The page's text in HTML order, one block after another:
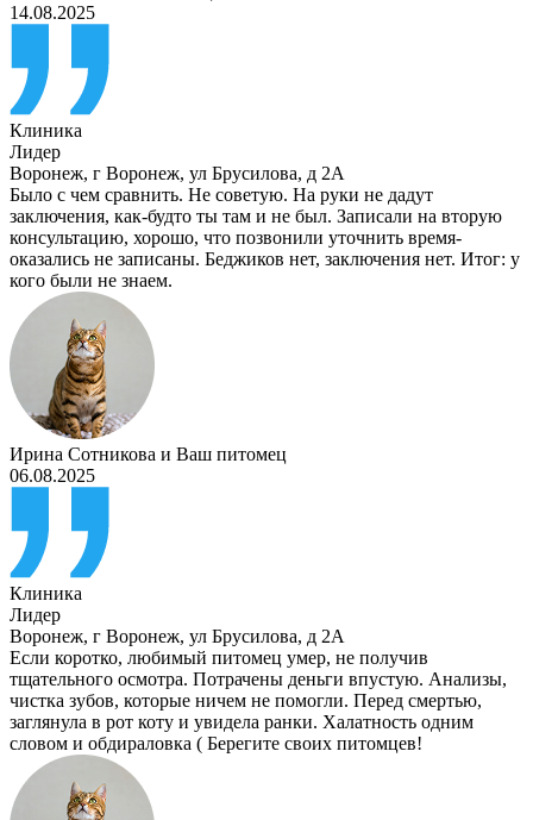
14.08.2025
Клиника
Лидер
Воронеж, г Воронеж, ул Брусилова, д 2А
Было с чем сравнить. Не советую. На руки не дадут
заключения, как-будто ты там и не был. Записали на вторую
консультацию, хорошо, что позвонили уточнить время-
оказались не записаны. Беджиков нет, заключения нет. Итог: у
кого были не знаем.
Ирина Сотникова и Ваш питомец
06.08.2025
Клиника
Лидер
Воронеж, г Воронеж, ул Брусилова, д 2А
Если коротко, любимый питомец умер, не получив
тщательного осмотра. Потрачены деньги впустую. Анализы,
чистка зубов, которые ничем не помогли. Перед смертью,
заглянула в рот коту и увидела ранки. Халатность одним
словом и обдираловка ( Берегите своих питомцев!